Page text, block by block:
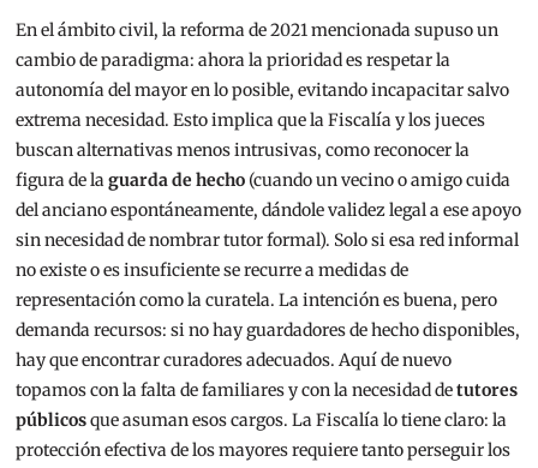
En el ámbito civil, la reforma de 2021 mencionada supuso un
cambio de paradigma: ahora la prioridad es respetar la
autonomía del mayor en lo posible, evitando incapacitar salvo
extrema necesidad. Esto implica que la Fiscalía y los jueces
buscan alternativas menos intrusivas, como reconocer la
figura de laguarda de hecho (cuando un vecino o amigo cuida
del anciano espontáneamente, dándole validez legal a ese apoyo
sin necesidad de nombrar tutor formal). Solo si esa red informal
no existe o es insuficiente se recurre a medidas de
representación como la curatela. La intención es buena, pero
demanda recursos: si no hay guardadores de hecho disponibles,
hay que encontrar curadores adecuados. Aquí de nuevo
topamos con la falta de familiares y con la necesidad detutores
públicosque asuman esos cargos. La Fiscalía lo tiene claro: la
protección efectiva de los mayores requiere tanto perseguir los